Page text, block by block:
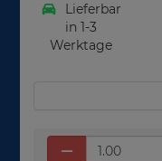
Lieferbar
in 1-3
Werktage